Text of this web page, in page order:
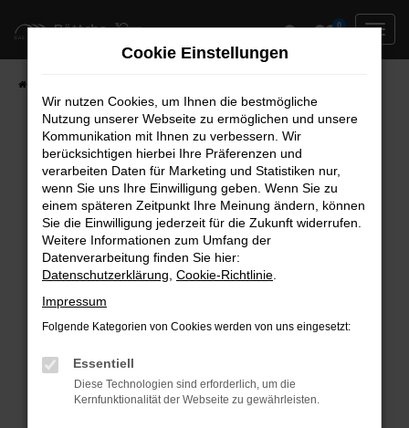
Zum
springen
0
Fehler: Network Error
Beim Laden ist ein Fehler aufgetreten.
Hier sind ein paar Tipps, die dir helfen können:
Überprüfe deine Firewall und deine
Internetverbindung.
Laden andere Webseiten, zum Beispiel deine
Manche Erweiterungen, wie Werbeblocker,
können das Laden bestimmter Seiten
verhindern. Funktioniert die Seite in einem
Cookie Einstellungen
Wir nutzen Cookies, um Ihnen die bestmögliche
Nutzung unserer Webseite zu ermöglichen und unsere
Kommunikation mit Ihnen zu verbessern. Wir
berücksichtigen hierbei Ihre Präferenzen und
verarbeiten Daten für Marketing und Statistiken nur,
wenn Sie uns Ihre Einwilligung geben. Wenn Sie zu
einem späteren Zeitpunkt Ihre Meinung ändern, können
Sie die Einwilligung jederzeit für die Zukunft widerrufen.
Weitere Informationen zum Umfang der
Datenverarbeitung finden Sie hier:
Datenschutzerklärung Cookie-Richtlinie
Impressum
Folgende Kategorien von Cookies werden von uns eingesetzt:
Essentiell
Diese Technologien sind erforderlich, um die
Kernfunktionalität der Webseite zu gewährleisten.